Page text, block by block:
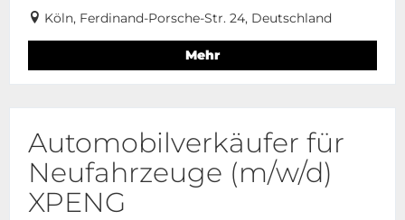
Köln, Ferdinand-Porsche-Str. 24, Deutschland
Mehr
Automobilverkäufer für
Neufahrzeuge (m/w/d)
XPENG